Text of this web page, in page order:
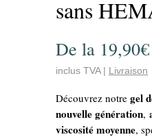
sans
De la 19,90€
inclus TVA| Livraison
Découvrez notre gel
nouvelle génération,
viscosité moyenne,